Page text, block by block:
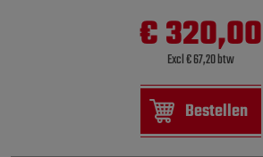
€ 320,00
Excl € 67,20 btw
Bestellen